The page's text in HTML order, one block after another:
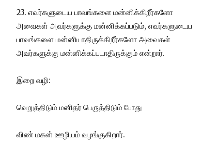
23. எவர்களுடைய பாவங்களை மன்னிக்கிறீர்களோ
அவைகள் அவர்களுக்கு மன்னிக்கப்படும், எவர்களுடைய
பாவங்களை மன்னியாதிருக்கிறீர்களோ அவைகள்
அவர்களுக்கு மன்னிக்கப்படாதிருக்கும் என்றார்.
இறை வழி:
வெறுத்திடும் மனிதர் பெருத்திடும் போது
விண் மகன் ஊழியம் வழங்குகிறார்.